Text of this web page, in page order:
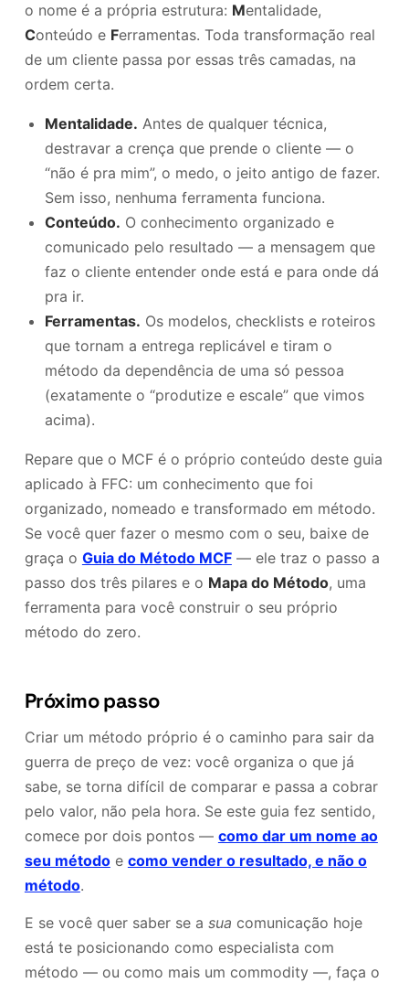
o nome é a própria estrutura: Mentalidade,
Conteúdo e Ferramentas. Toda transformação real
de um cliente passa por essas três camadas, na
ordem certa.
Mentalidade. Antes de qualquer técnica,
destravar a crença que prende o cliente — o
“não é pra mim”, o medo, o jeito antigo de fazer.
Sem isso, nenhuma ferramenta funciona.
Conteúdo. O conhecimento organizado e
comunicado pelo resultado — a mensagem que
faz o cliente entender onde está e para onde dá
pra ir.
Ferramentas. Os modelos, checklists e roteiros
que tornam a entrega replicável e tiram o
método da dependência de uma só pessoa
(exatamente o “produtize e escale” que vimos
acima).
Repare que o MCF é o próprio conteúdo deste guia
aplicado à FFC: um conhecimento que foi
organizado, nomeado e transformado em método.
Se você quer fazer o mesmo com o seu, baixe de
graça o Guia do Método MCF— ele traz o passo a
passo dos três pilares e o Mapa do Método, uma
ferramenta para você construir o seu próprio
método do zero.
Próximo passo
Criar um método próprio é o caminho para sair da
guerra de preço de vez: você organiza o que já
sabe, se torna difícil de comparar e passa a cobrar
pelo valor, não pela hora. Se este guia fez sentido,
comece por dois pontos — como dar um nome ao
seu métodoe como vender o resultado, e não o
método.
E se você quer saber se a sua comunicação hoje
está te posicionando como especialista com
método — ou como mais um commodity —, faça o